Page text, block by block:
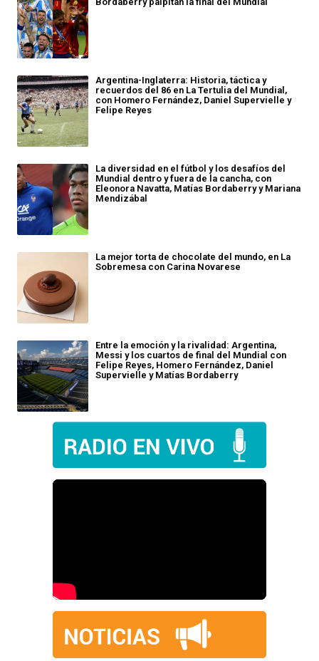
Argentina-Inglaterra: Historia, táctica y
recuerdos del 86 en La Tertulia del Mundial,
con Homero Fernández, Daniel Supervielle y
Felipe Reyes
La diversidad en el fútbol y los desafíos del
Mundial dentro y fuera de la cancha, con
Eleonora Navatta, Matías Bordaberry y Mariana
Mendizábal
La mejor torta de chocolate del mundo, en La
Sobremesa con Carina Novarese
Entre la emoción y la rivalidad: Argentina,
Messi y los cuartos de final del Mundial con
Felipe Reyes, Homero Fernández, Daniel
Supervielle y Matías Bordaberry